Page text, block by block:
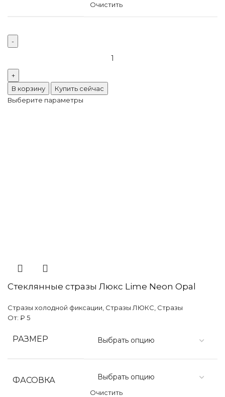
Очистить
В корзину
Купить сейчас
Выберите параметры
Стеклянные стразы Люкс Lime Neon Opal
Стразы холодной фиксации Стразы ЛЮКС Стразы
От: ₽ 5
РАЗМЕР
ФАСОВКА
Очистить